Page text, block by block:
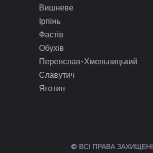
Вишневе
Ірпінь
Фастів
Обухів
Переяслав-Хмельницький
Славутич
Яготин
© ВСІ ПРАВА ЗАХИЩЕНІ